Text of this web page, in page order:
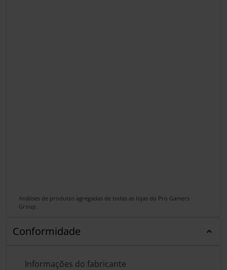
Análises de produtos agregadas de todas as lojas do Pro Gamers
Group.
Conformidade
Informações do fabricante